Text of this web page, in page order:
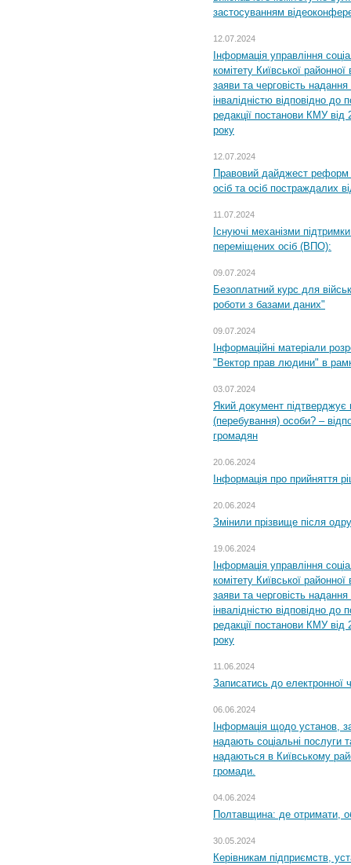
застосуванням
12.07.2024
Інформація управління
комітету Київської
заяви та черговість надання
інвалідністю відповідно
редакції постанови КМУ
року
12.07.2024
Правовий дайджест реформ
осіб та осіб постраждалих
11.07.2024
Існуючі механізми
переміщених осіб (ВПО):
09.07.2024
Безоплатний курс для
роботи з базами даних"
09.07.2024
Інформаційні матеріали
"Вектор прав людини" в
03.07.2024
Який документ підтверджує
(перебування) особи? –
громадян
20.06.2024
Інформація про прийняття
20.06.2024
Змінили прізвище після
19.06.2024
Інформація управління
комітету Київської
заяви та черговість надання
інвалідністю відповідно
редакції постанови КМУ
року
11.06.2024
Записатись до електронної
06.06.2024
Інформація щодо установ,
надають соціальні послуги
надаються в Київському
громади.
04.06.2024
Полтавщина: де отримати,
30.05.2024
Керівникам підприємств,